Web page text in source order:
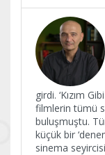
girdi. ‘Kızım
filmlerin tümü
buluşmuştu.
küçük bir
sinema